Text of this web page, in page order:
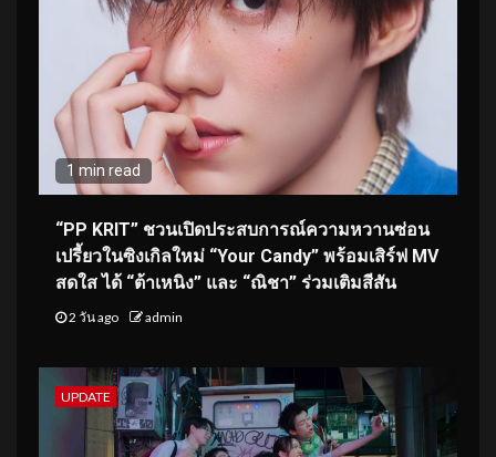
1 min read
“PP KRIT” ชวนเปิดประสบการณ์ความหวานซ่อน
เปรี้ยวในซิงเกิลใหม่ “Your Candy” พร้อมเสิร์ฟ MV
สดใส ได้ “ต้าเหนิง” และ “ณิชา” ร่วมเติมสีสัน
2 วัน ago admin
UPDATE